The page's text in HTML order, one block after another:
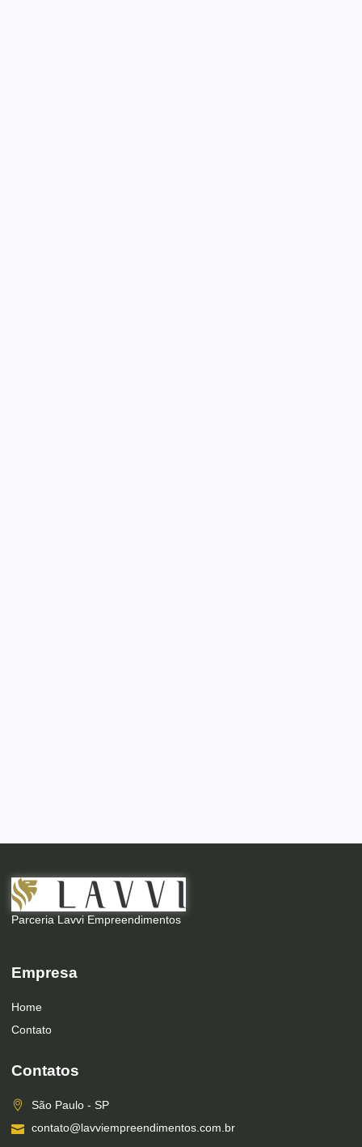
Parceria Lavvi Empreendimentos
Empresa
Home
Contato
Contatos
São Paulo - SP
contato@lavviempreendimentos.com.br